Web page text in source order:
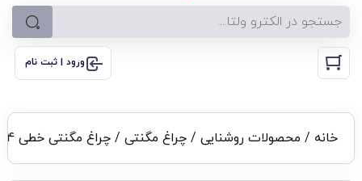
ورود | ثبت نام
خانه / محصولات روشنایی/ چراغ مگنتی/ چراغ مگنتی خطی 24 وات